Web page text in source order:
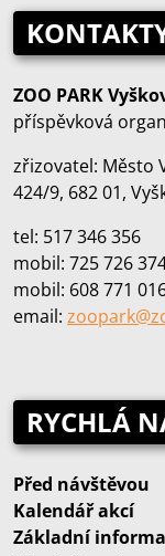
ZOO PARK
příspěvková
zřizovatel: Město
424/9, 682 01,
tel: 517 346 356
mobil: 725 726
mobil: 608 771
email:
RYCHLÁ
Před návštěvou
Kalendář akcí
Základní